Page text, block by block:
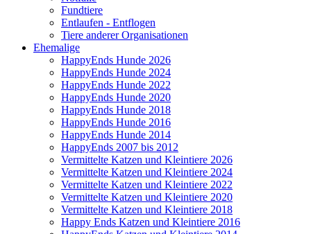
Fundtiere
Entlaufen - Entflogen
Tiere anderer Organisationen
Ehemalige
HappyEnds Hunde 2026
HappyEnds Hunde 2024
HappyEnds Hunde 2022
HappyEnds Hunde 2020
HappyEnds Hunde 2018
HappyEnds Hunde 2016
HappyEnds Hunde 2014
HappyEnds 2007 bis 2012
Vermittelte Katzen und Kleintiere 2026
Vermittelte Katzen und Kleintiere 2024
Vermittelte Katzen und Kleintiere 2022
Vermittelte Katzen und Kleintiere 2020
Vermittelte Katzen und Kleintiere 2018
Happy Ends Katzen und Kleintiere 2016